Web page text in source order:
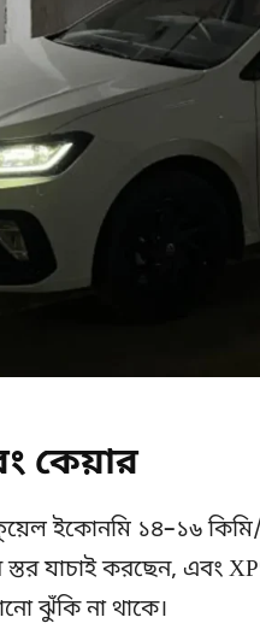
কেয়ার
ইকোনমি ১৪–১৬
যাচাই করছেন, এবং
ঝুঁকি না থাকে।